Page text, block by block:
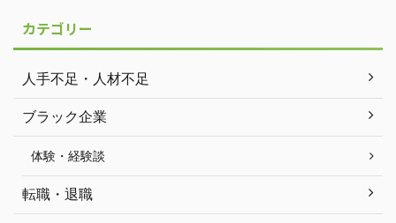
カテゴリー
人手不足・人材不足
ブラック企業
体験・経験談
転職・退職